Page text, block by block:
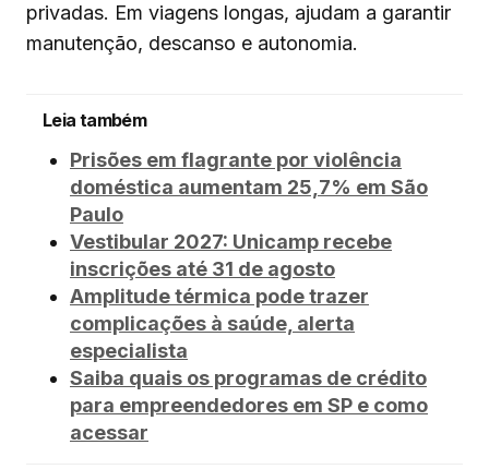
privadas. Em viagens longas, ajudam a garantir
manutenção, descanso e autonomia.
Leia também
Prisões em flagrante por violência
doméstica aumentam 25,7% em São
Paulo
Vestibular 2027: Unicamp recebe
inscrições até 31 de agosto
Amplitude térmica pode trazer
complicações à saúde, alerta
especialista
Saiba quais os programas de crédito
para empreendedores em SP e como
acessar